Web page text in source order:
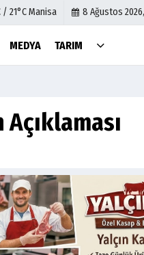
/ 21°C Manisa 8 Ağustos
MEDYA TARIM
Çerez